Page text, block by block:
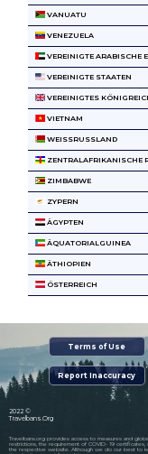
VANUATU
VENEZUELA
VEREINIGTE ARABISCHE
VEREINIGTE STAATEN
VEREINIGTES
VIETNAM
WEISSRUSSLAND
ZENTRALAFRIKANISCHE
ZIMBABWE
ZYPERN
ÄGYPTEN
ÄQUATORIALGUINEA
ÄTHIOPIEN
ÖSTERREICH
Terms of Use
Report Inaccuracy
2022 ©
Travelbans.Org
Travelbans.org provides access to measures and
restrictions, the requirement of COVID- 19
the respective website. Although we do our best to